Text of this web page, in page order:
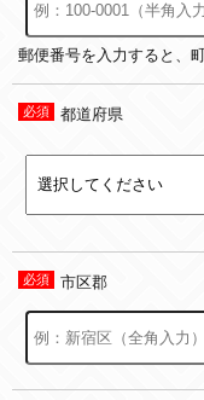
郵便番号を入力すると、
都道府県
市区郡